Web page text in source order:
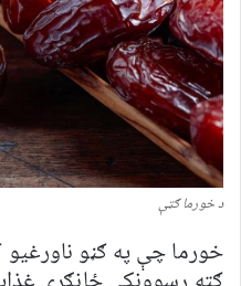
د خورما ګټې
خورما چې په ګڼو